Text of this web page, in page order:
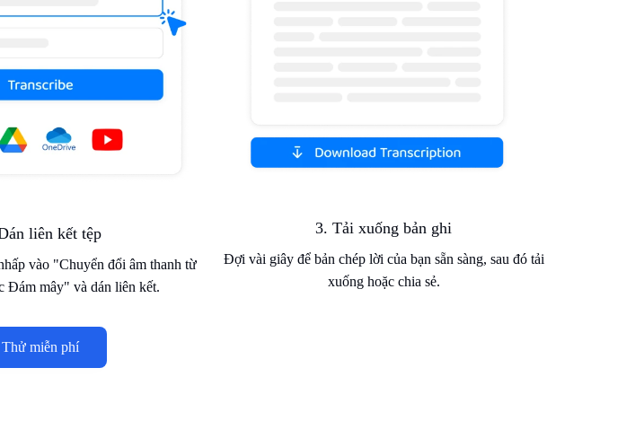
liên kết tệp
vào "Chuyển đổi âm thanh từ
Đám mây" và dán liên kết.
3. Tải xuống bản ghi
Đợi vài giây để bản chép lời của bạn sẵn sàng, sau đó tải
xuống hoặc chia sẻ.
Thử miễn phí